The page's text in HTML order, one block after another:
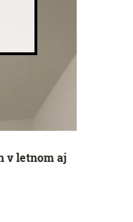
v letnom aj